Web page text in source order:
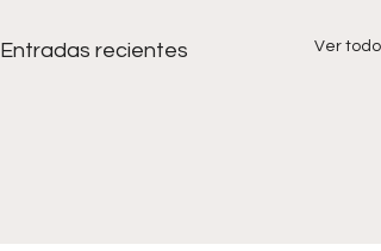
Entradas recientes Ver todo